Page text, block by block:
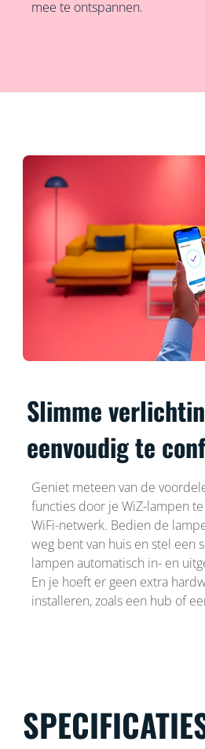
mee te ontspannen.
Slimme
eenvoudig te
Geniet meteen van de
functies door je WiZ-lampen
WiFi-netwerk. Bedien de
weg bent van huis en stel een
lampen automatisch in- en
En je hoeft er geen extra
installeren, zoals een hub of